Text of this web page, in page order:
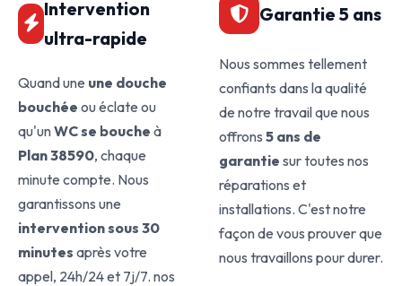
Intervention
ultra-rapide
Quand une une douche
bouchée ou éclate ou
qu'unWC se bouche à
Plan 38590, chaque
minute compte. Nous
garantissons une
intervention sous 30
minutes après votre
appel, 24h/24 et 7j/7. nos
Garantie 5 ans
Nous sommes tellement
confiants dans la qualité
de notre travail que nous
offrons 5 ans de
garantie sur toutes nos
réparations et
installations. C'est notre
façon de vous prouver que
nous travaillons pour durer.